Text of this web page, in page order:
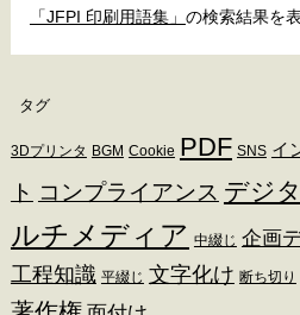
「JFPI 印刷用語集」 の検索結果を
タグ
3Dプリンタ BGM Cookie PDF SNS イ
ト コンプライアンス デジ
ルチメディア 中綴じ 企画
工程知識 平綴じ 文字化け 断ち切り